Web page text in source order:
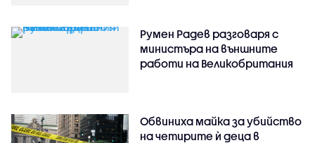
Румен Радев разговаря с
министъра на външните
работи на Великобритания
Обвиниха майка за убийство
на четирите ѝ деца в